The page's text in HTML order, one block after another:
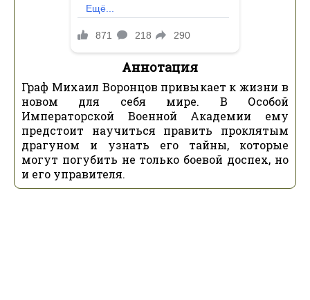
Аннотация
Граф Михаил Воронцов привыкает к жизни в
новом для себя мире. В Особой
Императорской Военной Академии ему
предстоит научиться править проклятым
драгуном и узнать его тайны, которые
могут погубить не только боевой доспех, но
и его управителя.